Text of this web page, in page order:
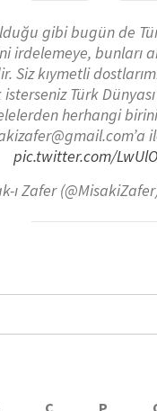
gibi bugün de
irdelemeye, bunları
Siz kıymetli
Türk
herhangi
pic.twitter.com/
ı Zafer